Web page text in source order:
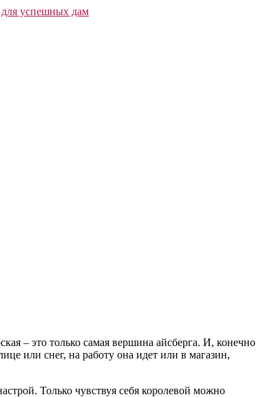
– это только самая вершина айсберга. И, конечно
или снег, на работу она идет или в магазин,
Только чувствуя себя королевой можно